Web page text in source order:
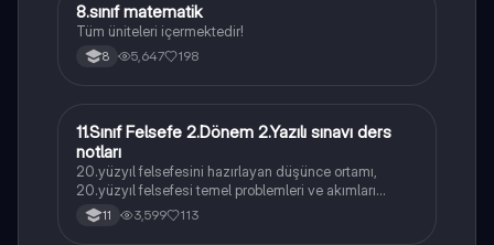
Matematik
8.sınıf matematik
Tüm üniteleri içermektedir!
8 5,647 198
Felsefe
11.Sınıf Felsefe 2.Dönem 2.Yazılı sınavı ders
notları
20.yüzyıl felsefesini hazırlayan düşünce ortamı,
20.yüzyıl felsefesi temel problemleri ve akımları
konularını içermektedir
11 3,599 113